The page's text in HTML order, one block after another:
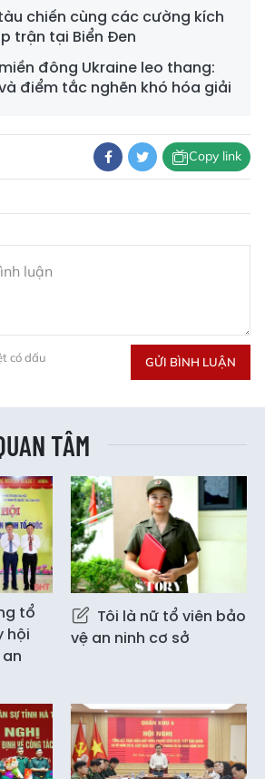
chiến cùng các cường kích
trận tại Biển Đen
đông Ukraine leo thang:
điểm tắc nghẽn khó hóa giải
Copy link
có dấu GỬI BÌNH LUẬN
TÂM
tổ
hội
Tôi là nữ tổ viên bảo
vệ an ninh cơ sở